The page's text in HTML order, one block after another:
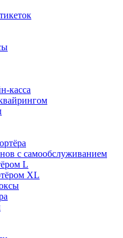
касса
с самообслуживанием
L
XL